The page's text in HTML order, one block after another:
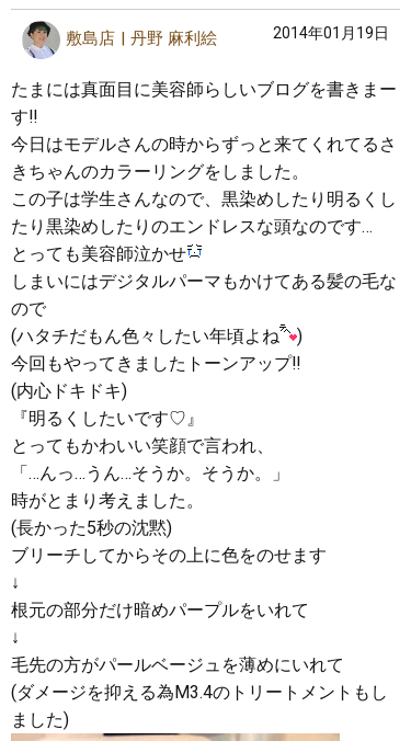
敷島店 丹野 麻利絵 2014年01月19日
たまには真面目に美容師らしいブログを書きまー
す‼︎
今日はモデルさんの時からずっと来てくれてるさ
きちゃんのカラーリングをしました。
この子は学生さんなので、黒染めしたり明るくし
たり黒染めしたりのエンドレスな頭なのです…
とっても美容師泣かせ
しまいにはデジタルパーマもかけてある髪の毛な
ので
(ハタチだもん色々したい年頃よね
)
今回もやってきましたトーンアップ‼︎
(内心ドキドキ)
『明るくしたいです♡』
とってもかわいい笑顔で言われ、
「…んっ…うん…そうか。そうか。」
時がとまり考えました。
(長かった5秒の沈黙)
ブリーチしてからその上に色をのせます
↓
根元の部分だけ暗めパープルをいれて
↓
毛先の方がパールベージュを薄めにいれて
(ダメージを抑える為M3.4のトリートメントもし
ました)